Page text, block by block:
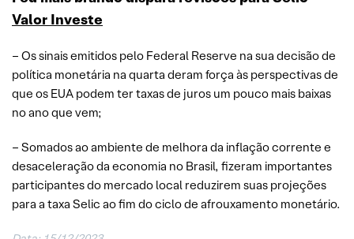
Valor Investe
– Os sinais emitidos pelo Federal Reserve na sua decisão de
política monetária na quarta deram força às perspectivas de
que os EUA podem ter taxas de juros um pouco mais baixas
no ano que vem;
– Somados ao ambiente de melhora da inflação corrente e
desaceleração da economia no Brasil, fizeram importantes
participantes do mercado local reduzirem suas projeções
para a taxa Selic ao fim do ciclo de afrouxamento monetário.